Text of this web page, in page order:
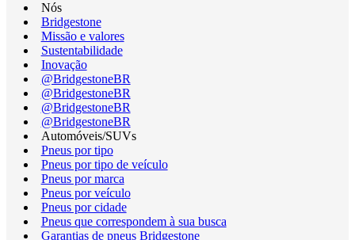
Nós
Bridgestone
Missão e valores
Sustentabilidade
Inovação
@BridgestoneBR
@BridgestoneBR
@BridgestoneBR
@BridgestoneBR
Automóveis/SUVs
Pneus por tipo
Pneus por tipo de veículo
Pneus por marca
Pneus por veículo
Pneus por cidade
Pneus que correspondem à sua busca
Garantias de pneus Bridgestone